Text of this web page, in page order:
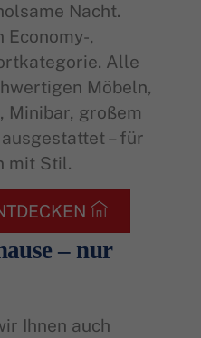
Nacht.
Economy-,
Alle
Möbeln,
Minibar, großem
– für
mit Stil.
– nur
Ihnen auch